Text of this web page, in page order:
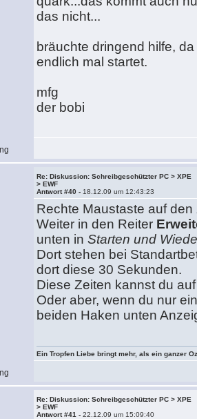
das nicht...
bräuchte dringend hilfe,
endlich mal startet.
mfg
der bobi
Re: Diskussion: Schreibgeschützter PC > XPE
> EWF
Antwort #40 - 18.12.09 um 12:43:23
Rechte Maustaste auf den
Weiter in den Reiter
unten inStarten und
Dort stehen bei
dort diese 30 Sekunden.
Diese Zeiten kannst du
Oder aber, wenn du nur
beiden Haken unten
Ein Tropfen Liebe bringt mehr, als ein ganzer
Re: Diskussion: Schreibgeschützter PC > XPE
> EWF
Antwort #41 -22.12.09 um 15:09:40